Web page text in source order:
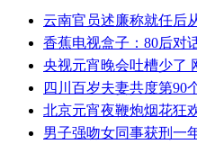
云南官员述廉称就任后
香蕉电视盒子：80后对
央视元宵晚会吐槽少了
四川百岁夫妻共度第90
北京元宵夜鞭炮烟花狂
男子强吻女同事获刑一